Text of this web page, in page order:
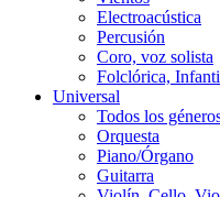
Electroacústica
Percusión
Coro, voz solista
Folclórica,
Universal
Todos los
Orquesta
Piano/Órgano
Guitarra